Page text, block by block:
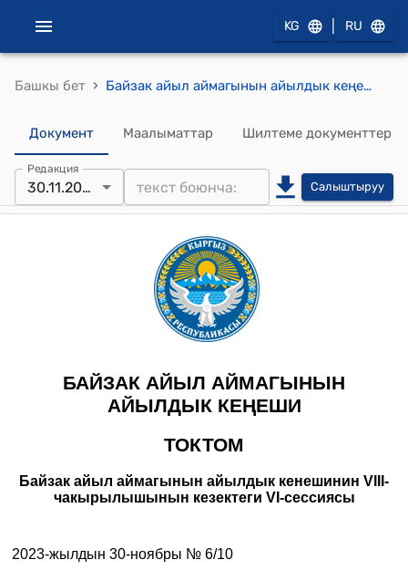
KG RU
Башкы бет › Байзак айыл аймагынын айылдык кеңешинин 2023-жылдын 30-ноябрындагы № 6/10 "Байзак айыл аймагынын айыл өкмөтүнүн жергиликтүү бюджетинин 2023-жылдын 9 айынын киреше жана чыгаша бөлүгүнүн аткарылышы жөнүндө" токтому
Документ Маалыматтар Шилтеме документтер
Редакция
30.11.2023 Салыштыруу